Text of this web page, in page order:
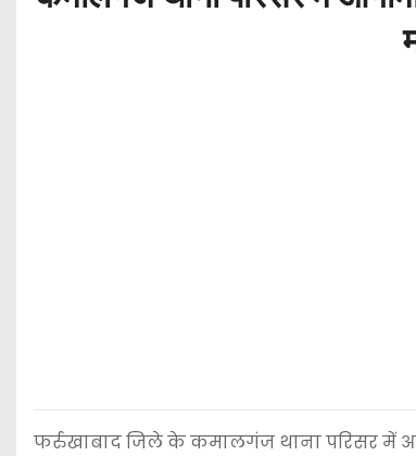
फर्रुखाबाद जिले के कमालगंज थाना परिसर में